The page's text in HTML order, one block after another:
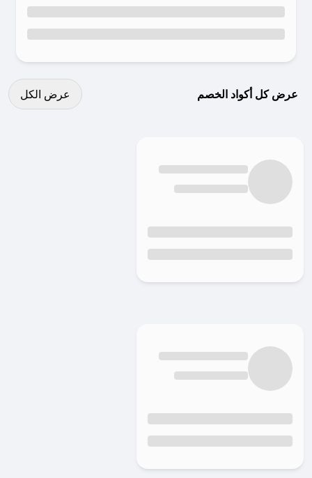
عرض كل أكواد الخصم
عرض كل الكوبونات
عرض الكل